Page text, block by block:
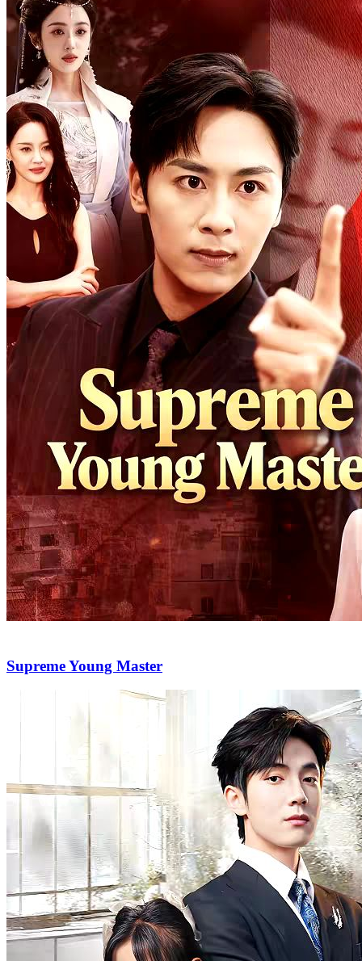
Supreme Young Master